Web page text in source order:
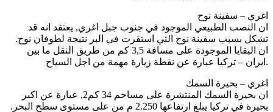
اغري – سفينة نوح
ان النصب الطبيعي الموجود في جنوب جبل اغري, يعتقد انه قد
تشكل بسبب سفينة نوح التي استقرت في البر نتيجة لطوفان نوح.
ان البقايا الموجودة على مسافة 3,5 كم من طريق النقل ما بين
ايران – تركيا عبارة عن نقطة زيارة مهمة من اجل السياح.
اغري – بحيرة السمك
ان بحيرة السمك المنتشرة على مساحم 34 كم2, عبارة عن اكبر
بحيرة في تركيا يبلغ ارتفاعها 2.250 م من على مستوى سطح البحر.